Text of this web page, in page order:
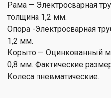
Рама — Электросварная
толщина 1,2 мм.
Опора -Электросварная
1,2 мм.
Корыто — Оцинкованный
0,8 мм. Фактические
Колеса пневматические.